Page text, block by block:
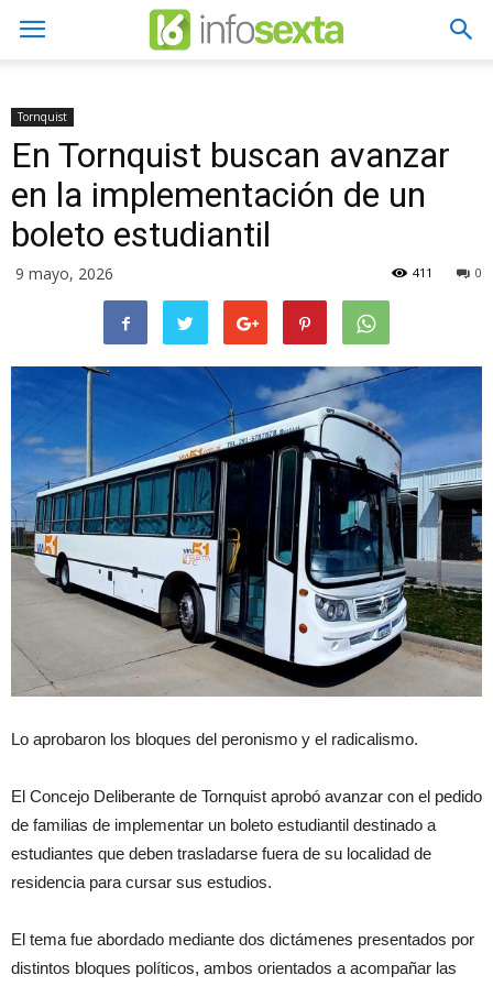
Tornquist
En Tornquist buscan avanzar
en la implementación de un
boleto estudiantil
9 mayo, 2026 0
411
Lo aprobaron los bloques del peronismo y el radicalismo.
El Concejo Deliberante de Tornquist aprobó avanzar con el pedido
de familias de implementar un boleto estudiantil destinado a
estudiantes que deben trasladarse fuera de su localidad de
residencia para cursar sus estudios.
El tema fue abordado mediante dos dictámenes presentados por
distintos bloques políticos, ambos orientados a acompañar las